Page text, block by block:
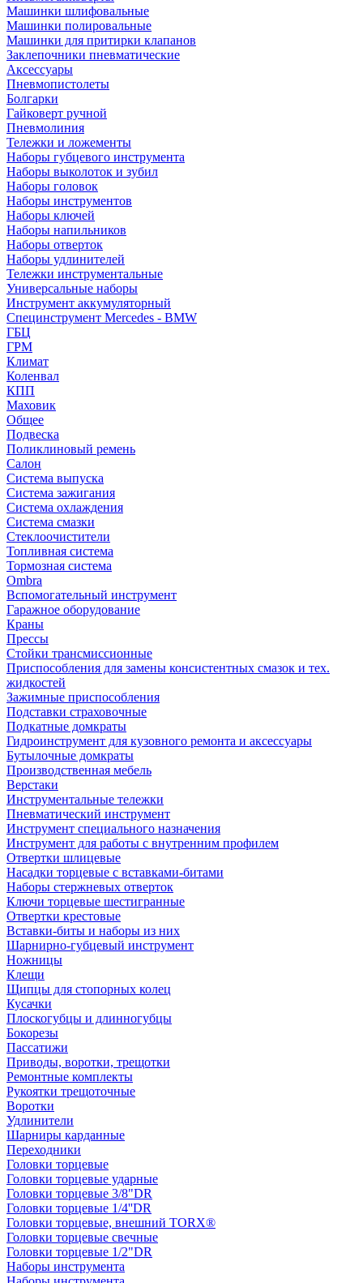
Машинки шлифовальные
Машинки полировальные
Машинки для притирки клапанов
Заклепочники пневматические
Аксессуары
Пневмопистолеты
Болгарки
Гайковерт ручной
Пневмолиния
Тележки и ложементы
Наборы губцевого инструмента
Наборы выколоток и зубил
Наборы головок
Наборы инструментов
Наборы ключей
Наборы напильников
Наборы отверток
Наборы удлинителей
Тележки инструментальные
Универсальные наборы
Инструмент аккумуляторный
Специнструмент Mercedes - BMW
ГБЦ
ГРМ
Климат
Коленвал
КПП
Маховик
Общее
Подвеска
Поликлиновый ремень
Салон
Система выпуска
Система зажигания
Система охлаждения
Система смазки
Стеклоочистители
Топливная система
Тормозная система
Ombra
Вспомогательный инструмент
Гаражное оборудование
Краны
Прессы
Стойки трансмиссионные
Приспособления для замены консистентных смазок и тех.
жидкостей
Зажимные приспособления
Подставки страховочные
Подкатные домкраты
Гидроинструмент для кузовного ремонта и аксессуары
Бутылочные домкраты
Производственная мебель
Верстаки
Инструментальные тележки
Пневматический инструмент
Инструмент специального назначения
Инструмент для работы с внутренним профилем
Отвертки шлицевые
Насадки торцевые с вставками-битами
Наборы стержневых отверток
Ключи торцевые шестигранные
Отвертки крестовые
Вставки-биты и наборы из них
Шарнирно-губцевый инструмент
Ножницы
Клещи
Щипцы для стопорных колец
Кусачки
Плоскогубцы и длинногубцы
Бокорезы
Пассатижи
Приводы, воротки, трещотки
Ремонтные комплекты
Рукоятки трещоточные
Воротки
Удлинители
Шарниры карданные
Переходники
Головки торцевые
Головки торцевые ударные
Головки торцевые 3/8"DR
Головки торцевые 1/4''DR
Головки торцевые, внешний TORX®
Головки торцевые свечные
Головки торцевые 1/2"DR
Наборы инструмента